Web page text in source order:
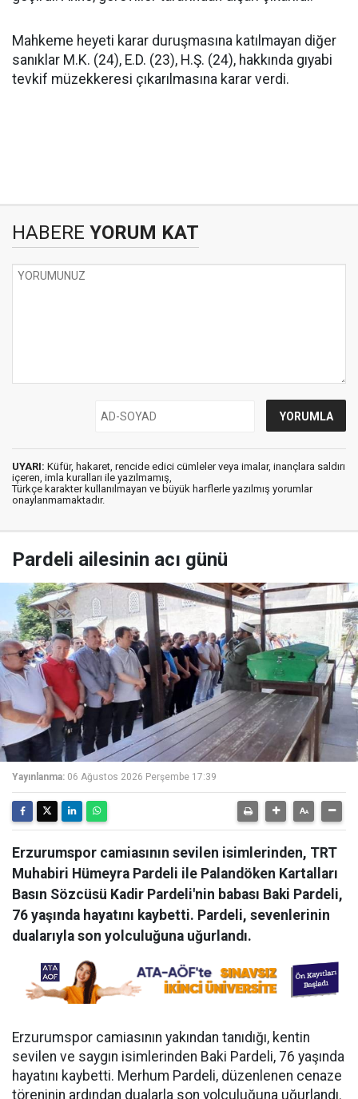
Mahkeme heyeti karar duruşmasına katılmayan diğer
sanıklar M.K. (24), E.D. (23), H.Ş. (24), hakkında gıyabi
tevkif müzekkeresi çıkarılmasına karar verdi.
HABERE YORUM KAT
UYARI: Küfür, hakaret, rencide edici cümleler veya imalar, inançlara saldırı
içeren, imla kuralları ile yazılmamış,
Türkçe karakter kullanılmayan ve büyük harflerle yazılmış yorumlar
onaylanmamaktadır.
Pardeli ailesinin acı günü
Yayınlanma: 06 Ağustos 2026 Perşembe 17:39
Erzurumspor camiasının sevilen isimlerinden, TRT
Muhabiri Hümeyra Pardeli ile Palandöken Kartalları
Basın Sözcüsü Kadir Pardeli'nin babası Baki Pardeli,
76 yaşında hayatını kaybetti. Pardeli, sevenlerinin
dualarıyla son yolculuğuna uğurlandı.
Erzurumspor camiasının yakından tanıdığı, kentin
sevilen ve saygın isimlerinden Baki Pardeli, 76 yaşında
hayatını kaybetti. Merhum Pardeli, düzenlenen cenaze
töreninin ardından dualarla son yolculuğuna uğurlandı.